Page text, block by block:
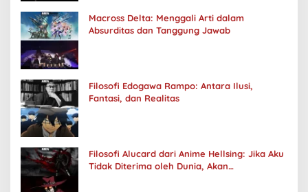
Macross Delta: Menggali Arti dalam
Absurditas dan Tanggung Jawab
Filosofi Edogawa Rampo: Antara Ilusi,
Fantasi, dan Realitas
Filosofi Alucard dari Anime Hellsing: Jika Aku
Tidak Diterima oleh Dunia, Akan